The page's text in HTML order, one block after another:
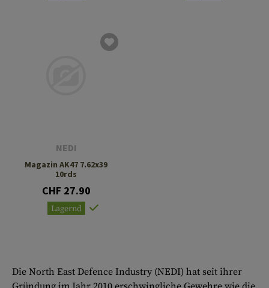
NEDI
Magazin AK47 7.62x39
10rds
CHF 27.90
Lagernd
Die North East Defence Industry (NEDI) hat seit ihrer